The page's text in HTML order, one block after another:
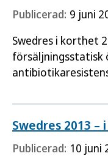
Publicerad: 9 juni
Swedres i korthet
försäljningsstatisk
Swedres 2013
Publicerad: 10 juni